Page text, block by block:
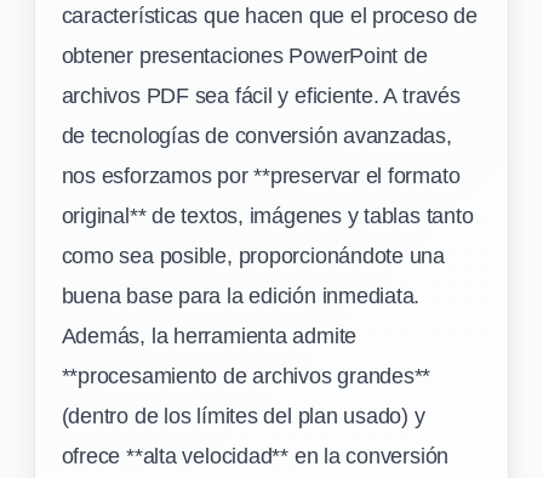
características que hacen que el proceso de
obtener presentaciones PowerPoint de
archivos PDF sea fácil y eficiente. A través
de tecnologías de conversión avanzadas,
nos esforzamos por **preservar el formato
original** de textos, imágenes y tablas tanto
como sea posible, proporcionándote una
buena base para la edición inmediata.
Además, la herramienta admite
**procesamiento de archivos grandes**
(dentro de los límites del plan usado) y
ofrece **alta velocidad** en la conversión